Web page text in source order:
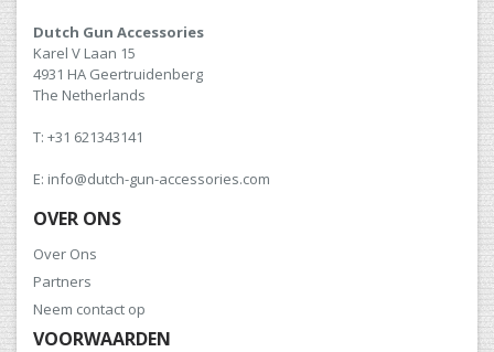
Dutch Gun Accessories
Karel V Laan 15
4931 HA Geertruidenberg
The Netherlands
T: +31 621343141
E: info@dutch-gun-accessories.com
OVER ONS
Over Ons
Partners
Neem contact op
VOORWAARDEN